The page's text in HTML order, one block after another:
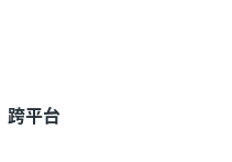
跨平台